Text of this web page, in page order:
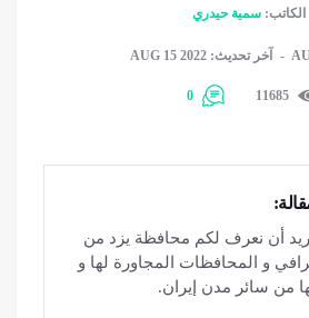
الكاتب: سمية حيدري
آخر تحديث: AUG 15 2022
11685
0
أن نعرف لكم محافظة يزد من
و المحافظات المجاورة لها و
من سائر مدن إيران.